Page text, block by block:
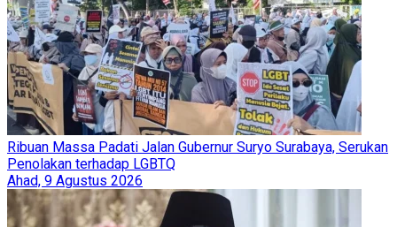
Ribuan Massa Padati Jalan Gubernur Suryo Surabaya, Serukan
Penolakan terhadap LGBTQ
Ahad, 9 Agustus 2026